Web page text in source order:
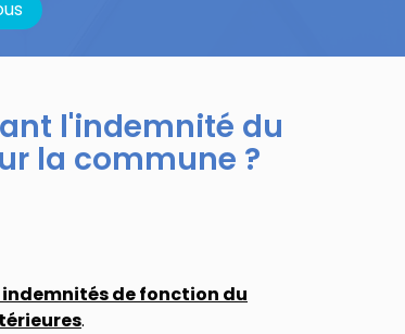
l'indemnité du
la commune ?
de fonction du
.